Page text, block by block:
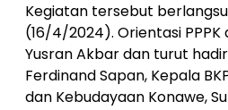
Kegiatan tersebut
(16/4/2024). Orientasi
Yusran Akbar dan turut
Ferdinand Sapan, Kepala
dan Kebudayaan Konawe,